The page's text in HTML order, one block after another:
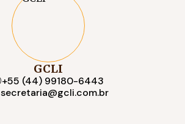
GCLI
+55 (44) 99180-6443
secretaria@gcli.com.br